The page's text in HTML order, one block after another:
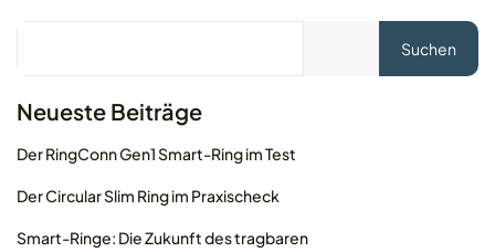
© 2026 MOLEQLAR Ltd. All rights reserved.
Suchen
Neueste Beiträge
Der RingConn Gen1 Smart-Ring im Test
Der Circular Slim Ring im Praxischeck
Smart-Ringe: Die Zukunft des tragbaren